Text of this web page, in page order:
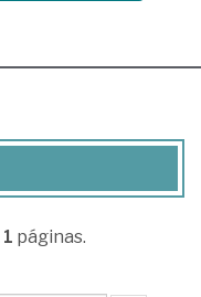
1 páginas.